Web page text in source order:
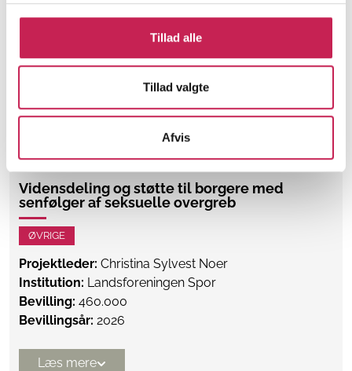
Tillad alle
Tillad valgte
Afvis
ØVRIGE
Institution:Foreningen DobbeltRamt-UngeAlliancen
Vidensdeling og støtte til borgere med
senfølger af seksuelle overgreb
ØVRIGE
Projektleder: Christina Sylvest Noer
Institution: Landsforeningen Spor
Bevilling: 460.000
Bevillingsår: 2026
Læs mere